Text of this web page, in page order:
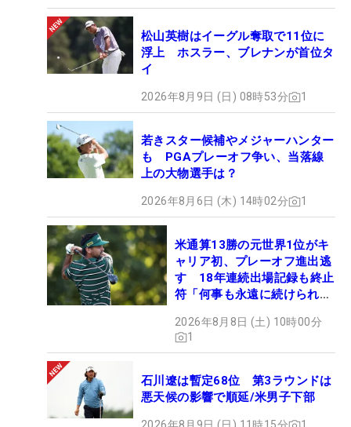
松山英樹はイーグル奪取で11位に
浮上 ホスラー、ブレナンが首位タ
イ
2026年8月9日 (日) 08時53分 1
若きスター候補やメジャーハンター
も PGAプレーオフ争い、当落線
上の大物選手は？
2026年8月6日 (木) 14時02分 1
米通算13勝の元世界1位がキ
ャリア初、プレーオフ進出逃
す 18年連続出場記録も終止
符「何事も永遠に続けられな
2026年8月8日 (土) 10時00分
1
石川遼は暫定68位 第3ラウンドは
悪天候の影響で順延/米男子下部